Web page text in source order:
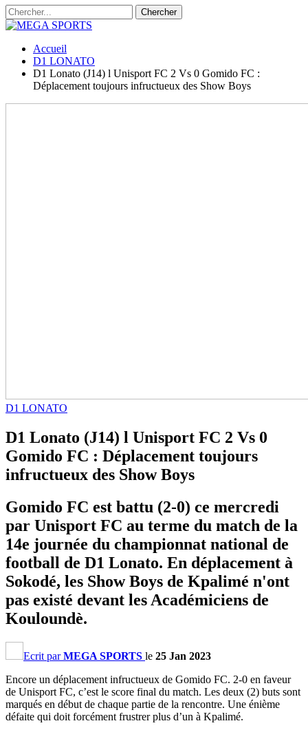
Accueil
D1 LONATO
D1 Lonato (J14) l Unisport FC 2 Vs 0 Gomido FC :
Déplacement toujours infructueux des Show Boys
D1 LONATO
D1 Lonato (J14) l Unisport FC 2 Vs 0
Gomido FC : Déplacement toujours
infructueux des Show Boys
Gomido FC est battu (2-0) ce mercredi
par Unisport FC au terme du match de la
14e journée du championnat national de
football de D1 Lonato. En déplacement à
Sokodé, les Show Boys de Kpalimé n'ont
pas existé devant les Académiciens de
Kouloundè.
Ecrit parMEGA SPORTS le 25 Jan 2023
Encore un déplacement infructueux de Gomido FC. 2-0 en faveur
de Unisport FC, c’est le score final du match. Les deux (2) buts sont
marqués en début de chaque partie de la rencontre. Une énième
défaite qui doit forcément frustrer plus d’un à Kpalimé.